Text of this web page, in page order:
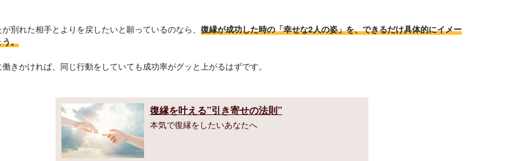
別れた相手とよりを戻したいと願っているのなら、 復縁が成功した時の「幸せな2人の姿」を、できるだけ具体的にイメー
。
きかければ、同じ行動をしていても成功率がグッと上がるはずです。
復縁を叶える”引き寄せの法則”
本気で復縁をしたいあなたへ